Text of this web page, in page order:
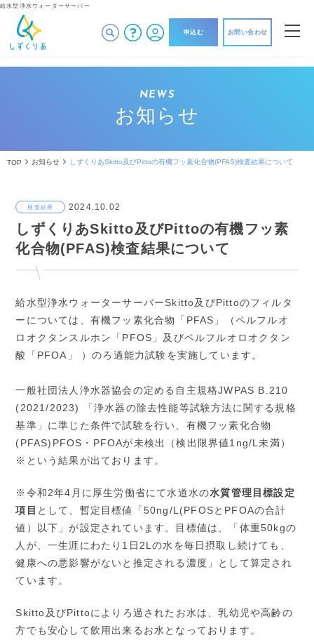
給水型浄水ウォーターサーバー
申込む お問い合わせ
NEWS
お知らせ
TOP お知らせ しずくりあSkitto及びPittoの有機フッ素化合物(PFAS)検査結果について
2024.10.02
しずくりあSkitto及びPittoの有機フッ素
化合物(PFAS)検査結果について
給水型浄水ウォーターサーバーSkitto及びPittoのフィルタ
ーについては、有機フッ素化合物「PFAS」（ペルフルオ
ロオクタンスルホン「PFOS」及びペルフルオロオクタン
酸「PFOA」 ）のろ過能力試験を実施しています。
一般社団法人浄水器協会の定める自主規格JWPAS B.210
(2021/2023) 「浄水器の除去性能等試験方法に関する規格
基準」に準じた条件で試験を行い、有機フッ素化合物
(PFAS)PFOS・PFOAが未検出（検出限界値1ng/L未満）
※という結果が出ております。
※令和2年4月に厚生労働省にて水道水の水質管理目標設定
項目 として、暫定目標値「50ng/L(PFOSとPFOAの合計
値）以下」が設定されています。目標値は、「体重50kgの
人が、一生涯にわたり1日2Lの水を毎日摂取し続けても、
健康への悪影響がないと推定される濃度」として算定され
ています。
Skitto及びPittoによりろ過されたお水は、乳幼児や高齢の
方でも安心して飲用出来るお水となっております。